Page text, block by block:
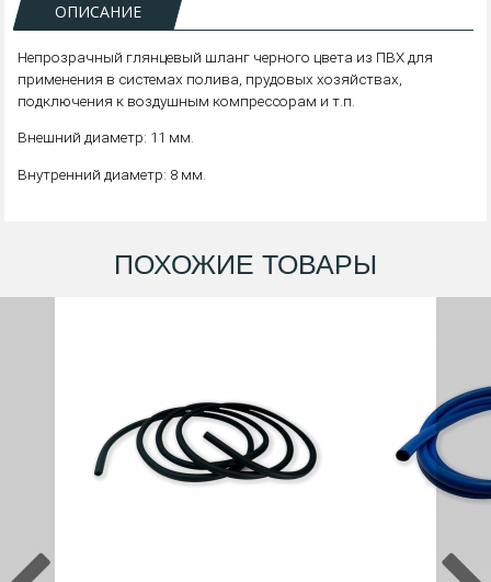
ОПИСАНИЕ
Непрозрачный глянцевый шланг черного цвета из ПВХ для
применения в системах полива, прудовых хозяйствах,
подключения к воздушным компрессорам и т.п.
Внешний диаметр: 11 мм.
Внутренний диаметр: 8 мм.
ПОХОЖИЕ ТОВАРЫ